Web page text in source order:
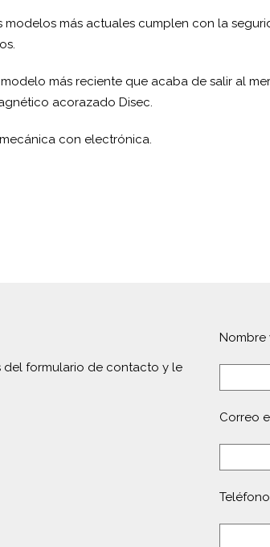
modelos más actuales cumplen con la
más reciente que acaba de salir al
acorazado Disec.
mecánica con electrónica.
del formulario de contacto y le
Nombre
Correo
Teléfono